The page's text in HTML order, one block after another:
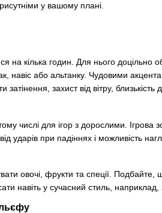
у вашому плані.
на кілька годин. Для нього доцільно
навіс або альтанку. Чудовими
захист від вітру, близькість
числі для ігор з дорослими.
ударів при падіннях і можливість
овочі, фрукти та спеції.
навіть у сучасний стиль,